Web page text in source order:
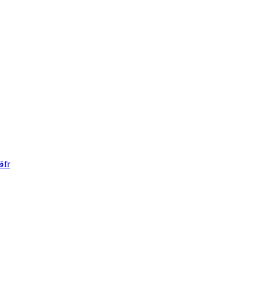
قلمو زبان گربه ای دسته بلند رهاورد سری 1075fr